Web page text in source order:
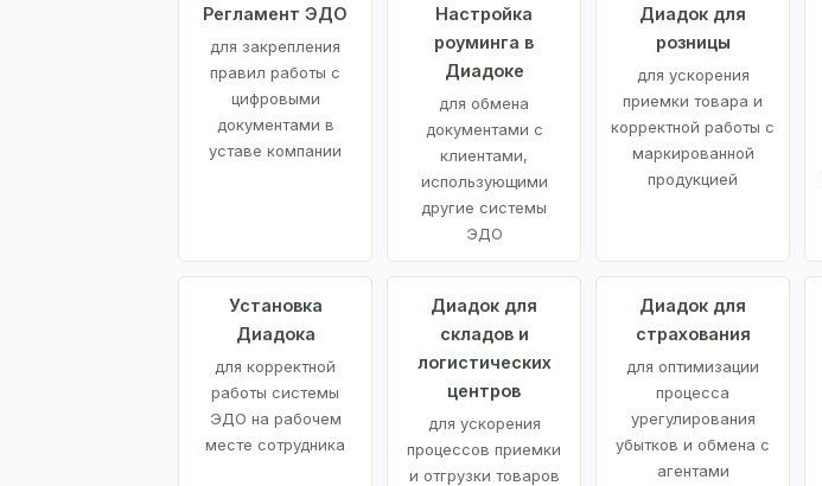
Регламент ЭДО
для закрепления
правил работы с
цифровыми
документами в
уставе компании
Настройка
роуминга в
Диадоке
для обмена
документами с
клиентами,
использующими
другие системы
ЭДО
Диадок для
розницы
для ускорения
приемки товара и
корректной работы с
маркированной
продукцией
Установка
Диадока
для корректной
работы системы
ЭДО на рабочем
месте сотрудника
Диадок для
складов и
логистических
центров
для ускорения
процессов приемки
и отгрузки товаров
Диадок для
страхования
для оптимизации
процесса
урегулирования
убытков и обмена с
агентами